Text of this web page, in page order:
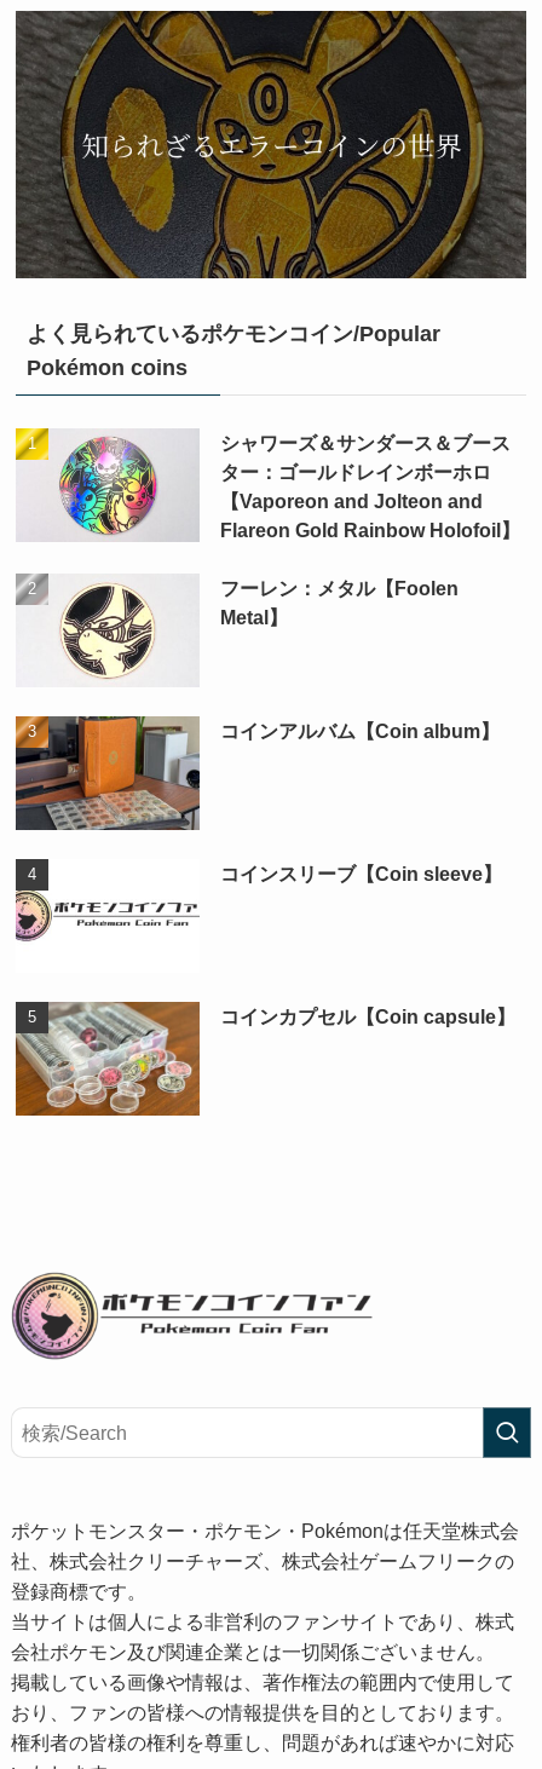
よく見られているポケモンコイン/Popular
Pokémon coins
シャワーズ＆サンダース＆ブース
ター：ゴールドレインボーホロ
【Vaporeon and Jolteon and
Flareon Gold Rainbow Holofoil】
フーレン：メタル【Foolen
Metal】
コインアルバム【Coin album】
コインスリーブ【Coin sleeve】
コインカプセル【Coin capsule】
ポケットモンスター・ポケモン・Pokémonは任天堂株式会
社、株式会社クリーチャーズ、株式会社ゲームフリークの
登録商標です。
当サイトは個人による非営利のファンサイトであり、株式
会社ポケモン及び関連企業とは一切関係ございません。
掲載している画像や情報は、著作権法の範囲内で使用して
おり、ファンの皆様への情報提供を目的としております。
権利者の皆様の権利を尊重し、問題があれば速やかに対応